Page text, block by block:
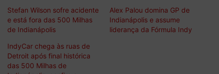
Stefan Wilson sofre acidente
e está fora das 500 Milhas
de Indianápolis
Alex Palou domina GP de
Indianápolis e assume
liderança da Fórmula Indy
IndyCar chega às ruas de
Detroit após final histórica
das 500 Milhas de